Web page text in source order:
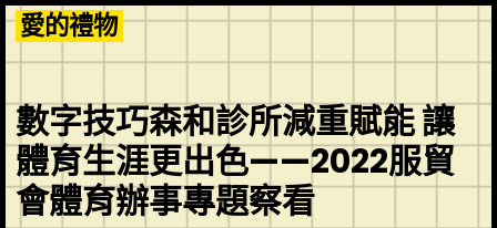
Skip
to
content
愛的禮物
數字技巧森和診所減重賦能 讓
體育生涯更出色——2022服貿
會體育辦事專題察看